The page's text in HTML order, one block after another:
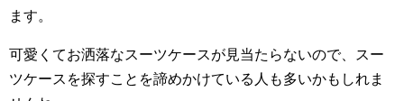
ます。
可愛くてお洒落なスーツケースが見当たらないので、スー
ツケースを探すことを諦めかけている人も多いかもしれま